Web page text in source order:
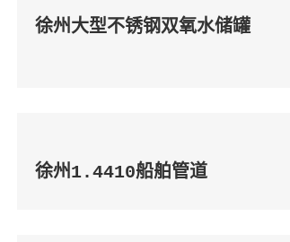
徐州大型不锈钢双氧水储罐
徐州1.4410船舶管道